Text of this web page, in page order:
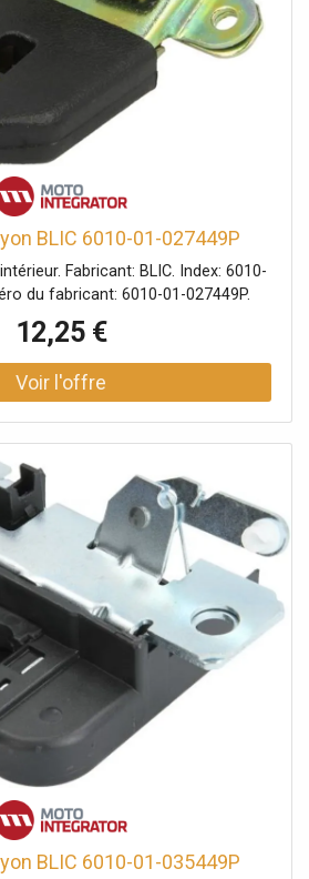
BLIC 6010-01-027449P
Fabricant: BLIC. Index: 6010-
du fabricant: 6010-01-027449P.
12,25 €
BLIC 6010-01-035449P